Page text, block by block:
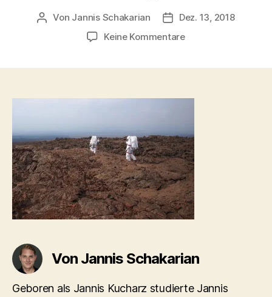
Beitragsautor
Von Jannis Schakarian
Dez. 13, 2018
Keine Kommentarezu
Von Jannis Schakarian
Geboren als Jannis Kucharz studierte Jannis